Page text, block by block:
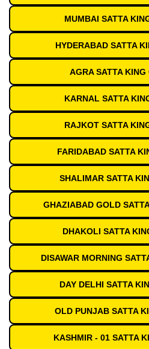
MUMBAI SATTA
HYDERABAD SATTA
AGRA SATTA
KARNAL SATTA
RAJKOT SATTA
FARIDABAD SATTA
SHALIMAR SATTA
GHAZIABAD GOLD
DHAKOLI SATTA
DISAWAR MORNING
DAY DELHI SATTA
OLD PUNJAB SATTA
KASHMIR - 01 SATTA